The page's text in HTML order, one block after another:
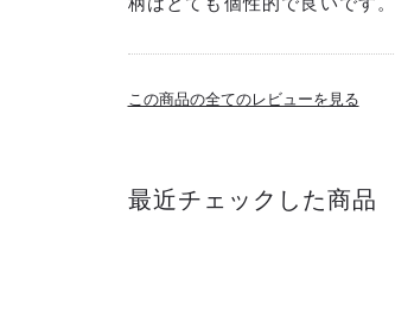
この商品の全てのレビューを見る
最近チェックした商品